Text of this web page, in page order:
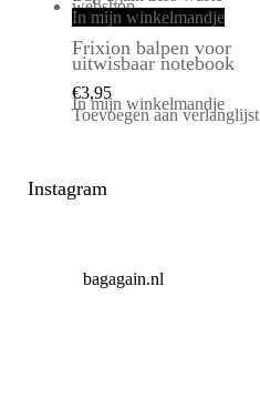
In mijn winkelmandje
Frixion balpen voor
uitwisbaar notebook
€3,95
In mijn winkelmandje
Toevoegen aan verlanglijst
Instagram
bagagain.nl